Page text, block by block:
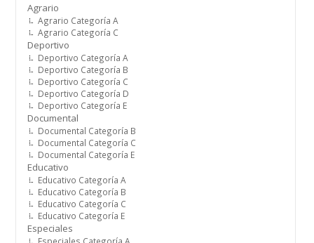
Agrario
Agrario Categoría A
Agrario Categoría C
Deportivo
Deportivo Categoría A
Deportivo Categoría B
Deportivo Categoría C
Deportivo Categoría D
Deportivo Categoría E
Documental
Documental Categoría B
Documental Categoría C
Documental Categoría E
Educativo
Educativo Categoría A
Educativo Categoría B
Educativo Categoría C
Educativo Categoría E
Especiales
Especiales Categoría A